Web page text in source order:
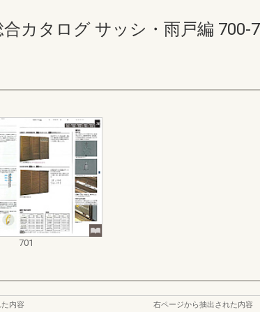
カタログ サッシ・雨戸編 700-
701
内容
右ページから抽出された内容